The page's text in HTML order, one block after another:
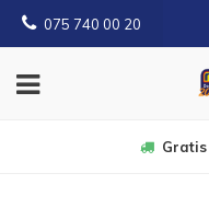
075 740 00 20
Gratis